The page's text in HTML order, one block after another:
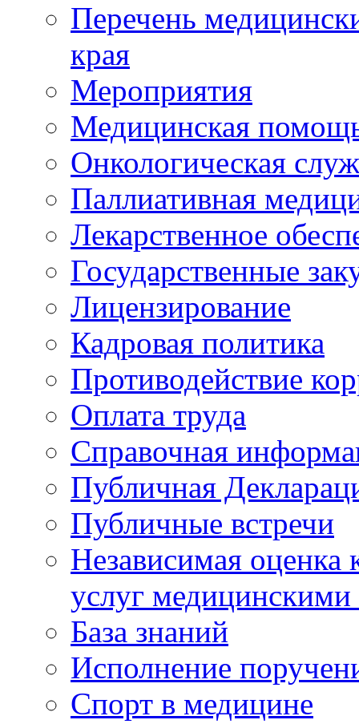
Перечень
края
Мероприятия
Медицинская
Онкологическая
Паллиативная
Лекарственное
Государственные
Лицензирование
Кадровая политика
Противодействие
Оплата труда
Справочная
Публичная
Публичные встречи
Независимая оценка
услуг
База знаний
Исполнение
Спорт в медицине